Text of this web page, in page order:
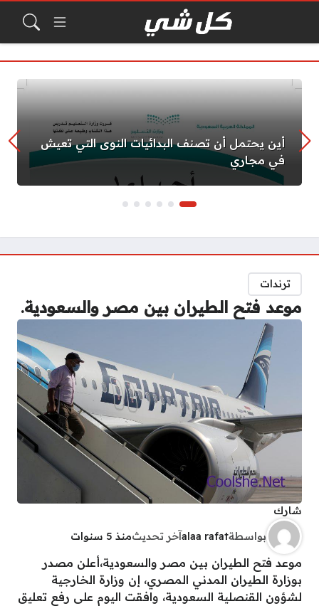
أين يحتمل أن تصنف البدائيات النوى التي تعيش
في مجاري
ترندات
موعد فتح الطيران بين مصر والسعودية.
شارك
بواسطةalaa rafatآخر تحديثمنذ 5 سنوات
موعد فتح الطيران بين مصر والسعودية،أعلن مصدر
بوزارة الطيران المدني المصري، إن وزارة الخارجية
لشؤون القنصلية السعودية، وافقت اليوم على رفع تعليق